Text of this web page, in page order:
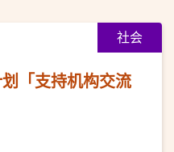
社会
「支持机构交流